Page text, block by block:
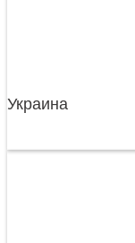
Украина